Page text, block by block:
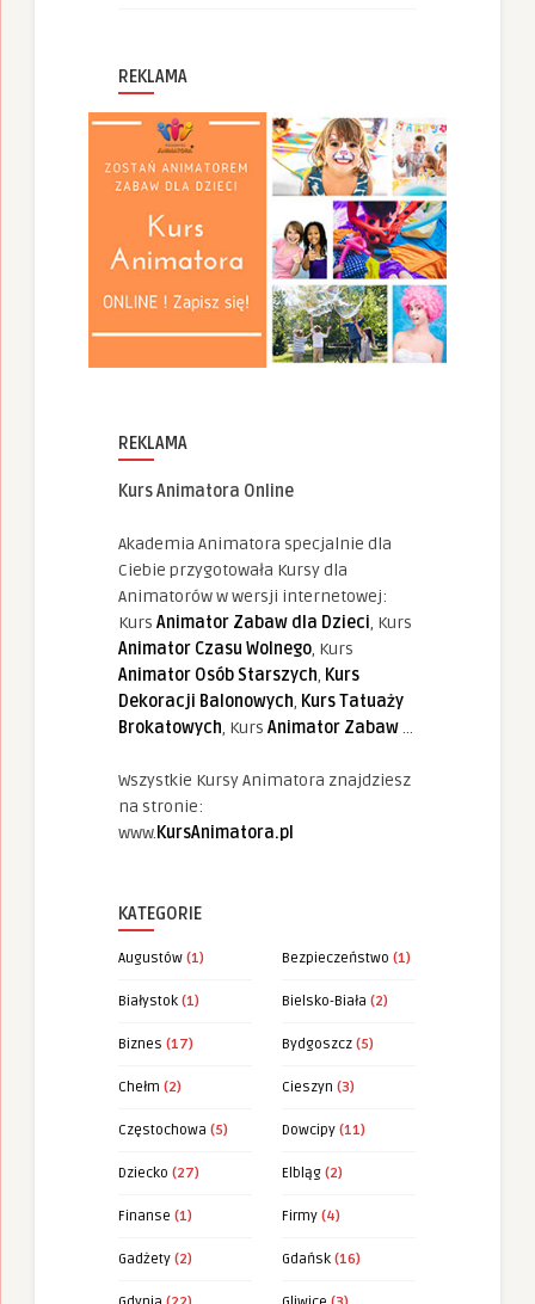
REKLAMA
REKLAMA
Kurs Animatora Online
Akademia Animatora specjalnie dla
Ciebie przygotowała Kursy dla
Animatorów w wersji internetowej:
Kurs Animator Zabaw dla Dzieci, Kurs
Animator Czasu Wolnego, Kurs
Animator Osób Starszych, Kurs
Dekoracji Balonowych, Kurs Tatuaży
Brokatowych, Kurs Animator Zabaw...
Wszystkie Kursy Animatora znajdziesz
na stronie:
www.KursAnimatora.pl
KATEGORIE
Augustów (1) Bezpieczeństwo (1)
Białystok (1) Bielsko-Biała (2)
Biznes (17) Bydgoszcz (5)
Chełm (2) Cieszyn (3)
Częstochowa (5) Dowcipy (11)
Dziecko (27) Elbląg (2)
Finanse (1) Firmy (4)
Gadżety (2) Gdańsk (16)